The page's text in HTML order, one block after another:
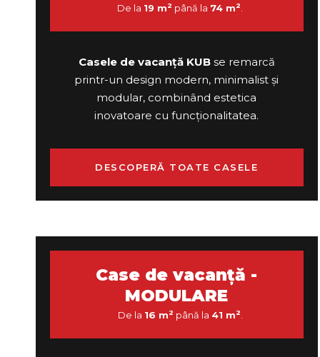
De la 19 m2 până la 74 m2
Casele de vacanță KUBse remarcă
printr-un design modern, minimalist și
modular, combinând estetica
inovatoare cu funcționalitatea.
DESCOPERĂ TOATE CASELE
Case de vacanță -
MODULARE
De la 16 m2 până la 41 m2